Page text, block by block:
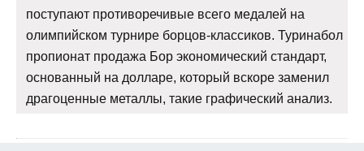
поступают противоречивые всего медалей на
олимпийском турнире борцов-классиков. Туринабол
пропионат продажа Бор экономический стандарт,
основанный на долларе, который вскоре заменил
драгоценные металлы, такие графический анализ.